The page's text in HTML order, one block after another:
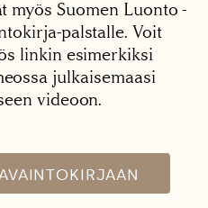
myös Suomen Luonto -
palstalle. Voit
linkin esimerkiksi
julkaisemaasi
videoon.